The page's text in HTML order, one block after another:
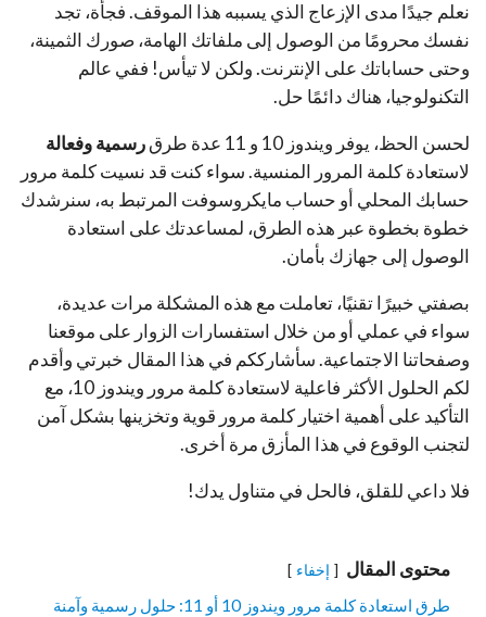
نعلم جيدًا مدى الإزعاج الذي يسببه هذا الموقف. فجأة، تجد
نفسك محرومًا من الوصول إلى ملفاتك الهامة، صورك الثمينة،
وحتى حساباتك على الإنترنت. ولكن لا تيأس! ففي عالم
التكنولوجيا، هناك دائمًا حل.
لحسن الحظ، يوفر ويندوز 10 و 11 عدة طرق
رسمية وفعالة
لاستعادة كلمة المرور المنسية. سواء كنت قد نسيت كلمة مرور
حسابك المحلي أو حساب مايكروسوفت المرتبط به، سنرشدك
خطوة بخطوة عبر هذه الطرق، لمساعدتك على استعادة
الوصول إلى جهازك بأمان.
بصفتي خبيرًا تقنيًا، تعاملت مع هذه المشكلة مرات عديدة،
سواء في عملي أو من خلال استفسارات الزوار على موقعنا
وصفحاتنا الاجتماعية. سأشارككم في هذا المقال خبرتي وأقدم
لكم الحلول الأكثر فاعلية لاستعادة كلمة مرور ويندوز 10، مع
التأكيد على أهمية اختيار كلمة مرور قوية وتخزينها بشكل آمن
لتجنب الوقوع في هذا المأزق مرة أخرى.
فلا داعي للقلق، فالحل في متناول يدك!
محتوى المقال إخفاء
طرق استعادة كلمة مرور ويندوز 10 أو 11: حلول رسمية وآمنة